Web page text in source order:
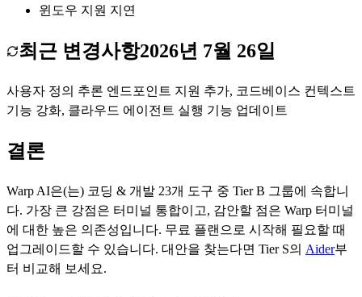
윈도우 지원 지연
최근 변경사항2026년 7월 26일
사용자 정의 추론 엔드포인트 지원 추가, 코드베이스 컨텍스트
기능 강화, 클라우드 에이전트 실행 기능 업데이트
결론
Warp AI은(는) 코딩 & 개발 23개 도구 중 TierB 그룹에 속합니
다. 가장 큰 강점은 터미널 통합이고, 감안할 점은 Warp 터미널
에 대한 높은 의존성입니다. 무료 플랜으로 시작해 필요할 때
업그레이드할 수 있습니다. 대안을 찾는다면 Tier S의 Aider부
터 비교해 보세요.